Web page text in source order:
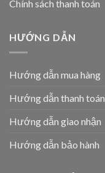
Chính sách thanh toán
HƯỚNG DẪN
Hướng dẫn mua hàng
Hướng dẫn thanh toán
Hướng dẫn giao nhận
Hướng dẫn bảo hành